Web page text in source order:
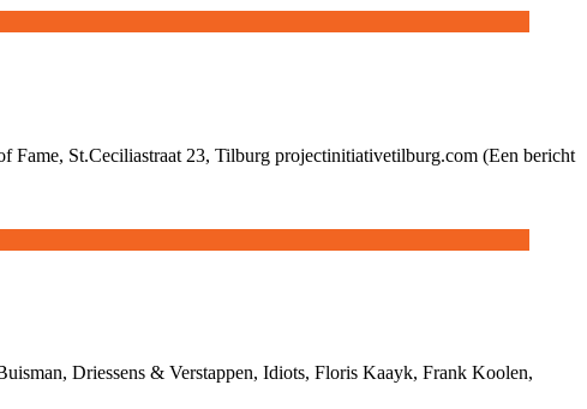
St.Ceciliastraat 23, Tilburg projectinitiativetilburg.com (Een bericht
Driessens & Verstappen, Idiots, Floris Kaayk, Frank Koolen,